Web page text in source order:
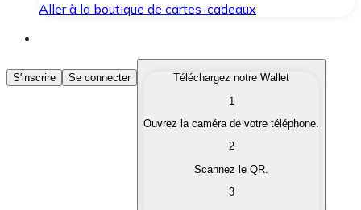
Aller à la boutique de cartes-cadeaux
Acheter des Cryptomonnaies
Achetez les cryptomonnaies qui vous intéressent
Convertissez vos cryptomonnaies en monnaie
S'inscrire Se connecter
Téléchargez notre Wallet
1
Ouvrez la caméra de votre téléphone.
2
Scannez le QR.
3